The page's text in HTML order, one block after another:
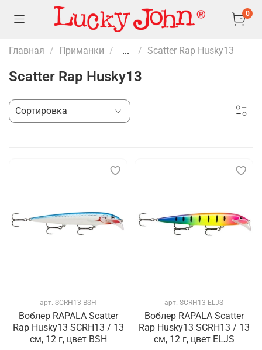
0
Главная Приманки ... Scatter Rap Husky13
Scatter Rap Husky13
арт. SCRH13-BSH
Воблер RAPALA Scatter
Rap Husky13 SCRH13 / 13
см, 12 г, цвет BSH
арт. SCRH13-ELJS
Воблер RAPALA Scatter
Rap Husky13 SCRH13 / 13
см, 12 г, цвет ELJS